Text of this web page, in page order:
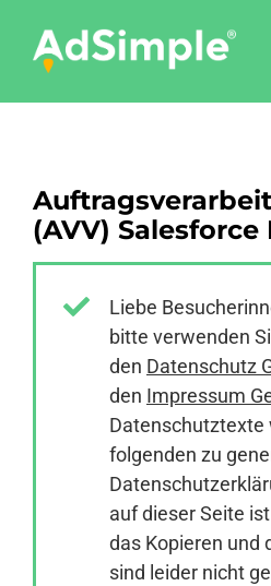
content
Tools
Pressemitteilungen
Anmelden
(AVV) Salesforce
Liebe
bitte verwenden
den Datenschutz
den Impressum
Datenschutztexte
folgenden zu
auf dieser Seite
das Kopieren und
sind leider nicht